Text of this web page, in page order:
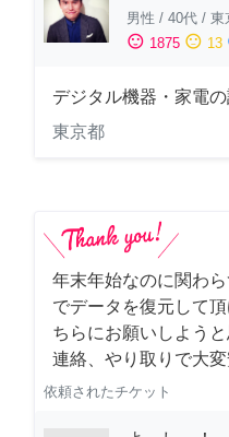
男性 / 40代 / 東
sentiment_satisfied 1875 sentiment_neutral 13
デジタル機器・家電
東京都
年末年始なのに関わ
でデータを復元して
ちらにお願いしよう
連絡、やり取りで大変
依頼されたチケット